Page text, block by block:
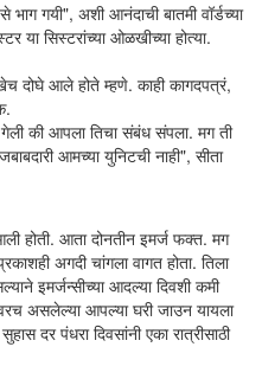
भाग गयी", अशी आनंदाची बातमी वॉर्डच्या
या सिस्टरांच्या ओळखीच्या होत्या.
दोघे आले होते म्हणे. काही कागदपत्रं,
की आपला तिचा संबंध संपला. मग ती
आमच्या युनिटची नाही", सीता
होती. आता दोनतीन इमर्ज फक्त. मग
अगदी चांगला वागत होता. तिला
इमर्जन्सीच्या आदल्या दिवशी कमी
असलेल्या आपल्या घरी जाउन यायला
दर पंधरा दिवसांनी एका रात्रीसाठी